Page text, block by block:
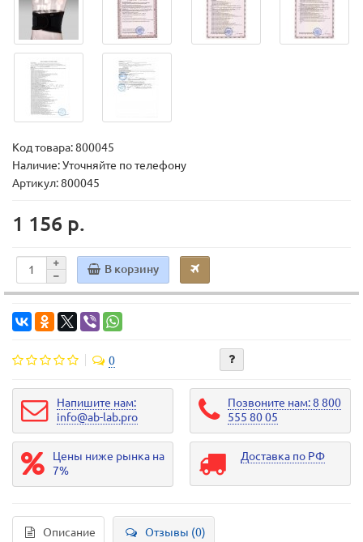
Код товара:800045
Наличие: Уточняйте по телефону
Артикул: 800045
1 156 р.
В корзину
0
Напишите нам:
info@ab-lab.pro
Позвоните нам: 8 800
555 80 05
Цены ниже рынка на
7%
Доставка по РФ
Описание Отзывы (0)